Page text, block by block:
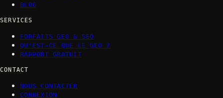
BLOG
SERVICES
FORFAITS GEO & SEO
QU'EST-CE QUE LE GEO ?
RAPPORT GRATUIT
CONTACT
NOUS CONTACTER
CONNEXION